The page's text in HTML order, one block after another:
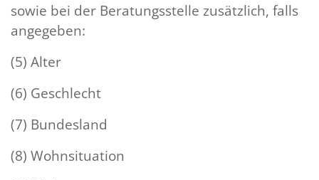
sowie bei der Beratungsstelle zusätzlich, falls
angegeben:
(5) Alter
(6) Geschlecht
(7) Bundesland
(8) Wohnsituation